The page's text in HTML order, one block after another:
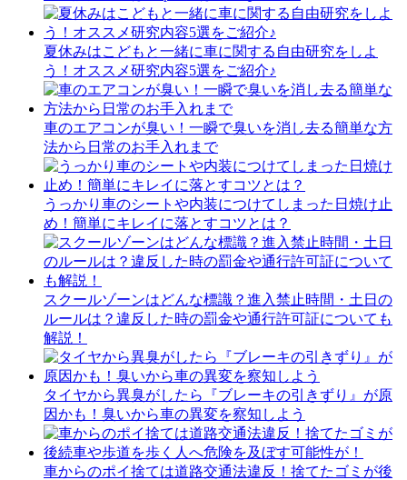
夏休みはこどもと一緒に車に関する自由研究をしよ
う！オススメ研究内容5選をご紹介♪
車のエアコンが臭い！一瞬で臭いを消し去る簡単な方
法から日常のお手入れまで
うっかり車のシートや内装につけてしまった日焼け止
め！簡単にキレイに落とすコツとは？
スクールゾーンはどんな標識？進入禁止時間・土日の
ルールは？違反した時の罰金や通行許可証についても
解説！
タイヤから異臭がしたら『ブレーキの引きずり』が原
因かも！臭いから車の異変を察知しよう
車からのポイ捨ては道路交通法違反！捨てたゴミが後